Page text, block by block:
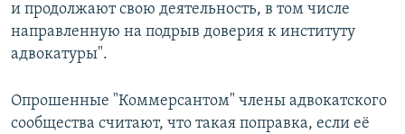
и продолжают свою деятельность, в том числе
направленную на подрыв доверия к институту
адвокатуры".
Опрошенные "Коммерсантом" члены адвокатского
сообщества считают, что такая поправка, если её